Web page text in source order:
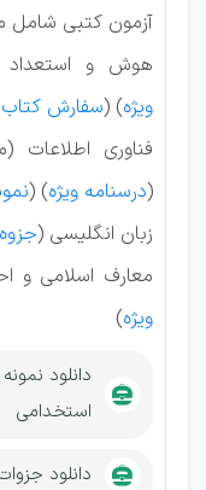
آزمون کتبی شامل
ھوش و
ویژه) (سفارش
فناوری اطلاعات
(درسنامه ویژه) (
زبان انگلیسی (
معارف اسلامی و
ویژه)
دانلود
استخدامی
دانلود